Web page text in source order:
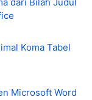
Koma Tabel
Microsoft Word